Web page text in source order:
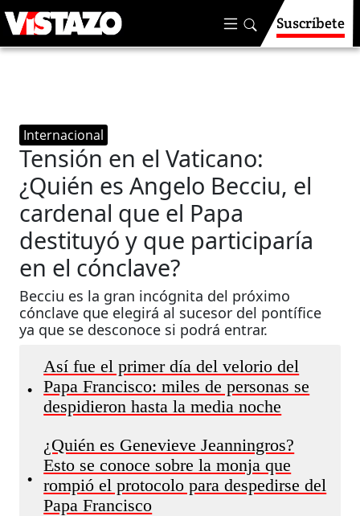
Suscríbete
Internacional
Tensión en el Vaticano:
¿Quién es Angelo Becciu, el
cardenal que el Papa
destituyó y que participaría
en el cónclave?
Becciu es la gran incógnita del próximo
cónclave que elegirá al sucesor del pontífice
ya que se desconoce si podrá entrar.
•
Así fue el primer día del velorio del
Papa Francisco: miles de personas se
despidieron hasta la media noche
•
¿Quién es Genevieve Jeanningros?
Esto se conoce sobre la monja que
rompió el protocolo para despedirse del
Papa Francisco